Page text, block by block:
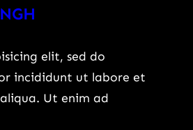
elit, sed do
incididunt ut labore et
Ut enim ad